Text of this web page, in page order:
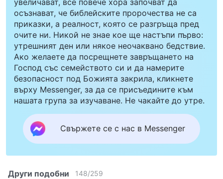
осъзнават, че библейските пророчества не са
приказки, а реалност, която се разгръща пред
очите ни. Никой не знае кое ще настъпи първо:
утрешният ден или някое неочаквано бедствие.
Ако желаете да посрещнете завръщането на
Господ със семейството си и да намерите
безопасност под Божията закрила, кликнете
върху Messenger, за да се присъедините към
нашата група за изучаване. Не чакайте до утре.
Свържете се с нас в Messenger
Други подобни 148/259